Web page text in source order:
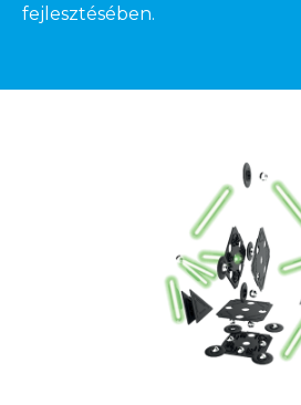
fejlesztésében.